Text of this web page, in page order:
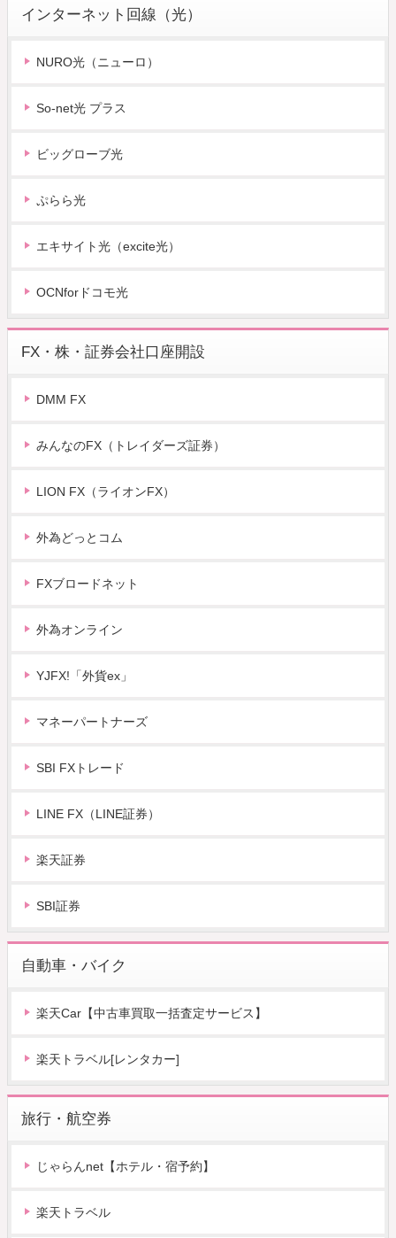
インターネット回線（光）
NURO光（ニューロ）
So-net光 プラス
ビッグローブ光
ぷらら光
エキサイト光（excite光）
OCNforドコモ光
FX・株・証券会社口座開設
DMM FX
みんなのFX（トレイダーズ証券）
LION FX（ライオンFX）
外為どっとコム
FXブロードネット
外為オンライン
YJFX!「外貨ex」
マネーパートナーズ
SBI FXトレード
LINE FX（LINE証券）
楽天証券
SBI証券
自動車・バイク
楽天Car【中古車買取一括査定サービス】
楽天トラベル[レンタカー]
旅行・航空券
じゃらんnet【ホテル・宿予約】
楽天トラベル